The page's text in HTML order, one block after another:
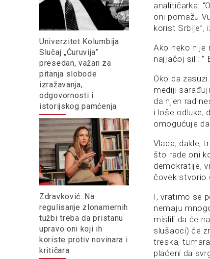
Univerzitet Kolumbija:
Slučaj „Ćuruvija”
presedan, važan za
pitanja slobode
izražavanja,
odgovornosti i
istorijskog pamćenja
Zdravković: Na
regulisanje zlonamernih
tužbi treba da pristanu
upravo oni koji ih
koriste protiv novinara i
kritičara
analitičarka:
oni pomažu
korist Srbije”,
Ako neko nije
najjačoj sili: “
Oko da
mediji
da njen rad
i loše odluke,
omogućuje
Vlada, dakle,
što rade oni
demokratije,
čovek stvorio
I, vratimo se
nemaju
mislili da će
slušaoci) će
treska,
plaćeni da